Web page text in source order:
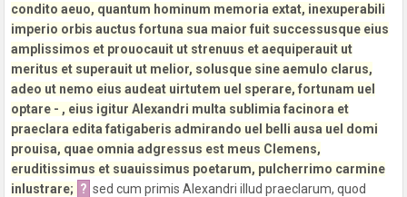
condito aeuo, quantum hominum memoria extat, inexuperabili
imperio orbis auctus fortuna sua maior fuit successusque eius
amplissimos et prouocauit ut strenuus et aequiperauit ut
meritus et superauit ut melior, solusque sine aemulo clarus,
adeo ut nemo eius audeat uirtutem uel sperare, fortunam uel
optare - , eius igitur Alexandri multa sublimia facinora et
praeclara edita fatigaberis admirando uel belli ausa uel domi
prouisa, quae omnia adgressus est meus Clemens,
eruditissimus et suauissimus poetarum, pulcherrimo carmine
inlustrare; ? sed cum primis Alexandri illud praeclarum, quod